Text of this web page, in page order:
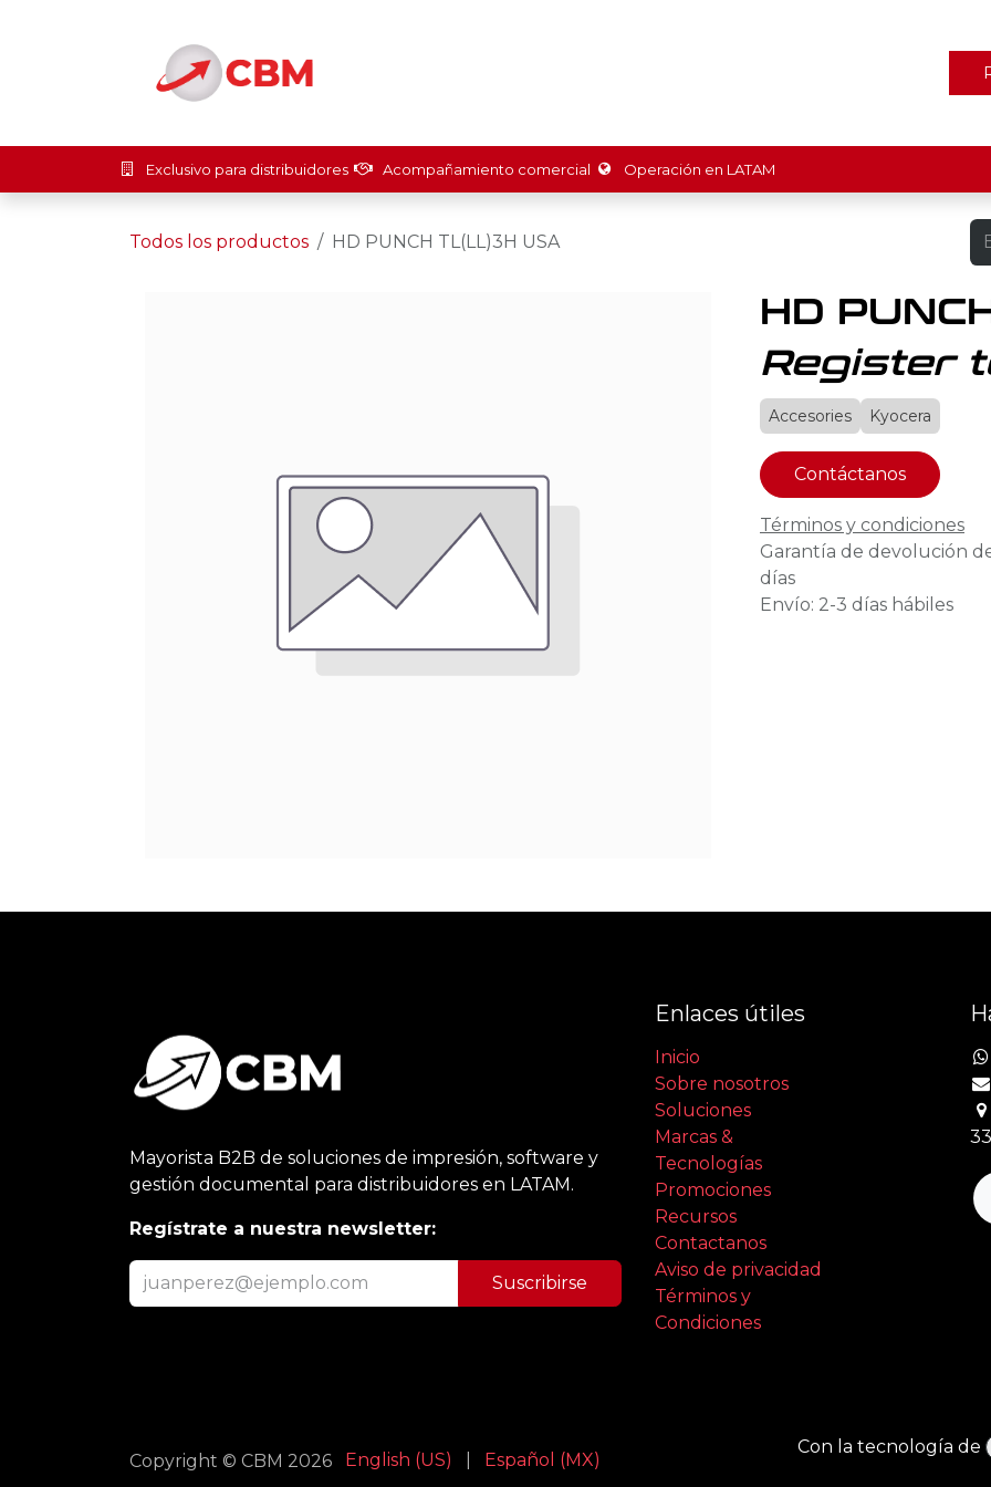
Exclusivo para distribuidores Acompañamiento comercial Operación en LATAM
Todos los productos HD PUNCH TL(LL)3H USA
HD
Register
Accesories Kyocera
Contáctanos
Términos y condiciones
Garantía de devolución
días
Envío: 2-3 días hábiles
Mayorista B2B de soluciones de impresión, software y
gestión documental para distribuidores en LATAM.
Regístrate a nuestra newsletter:
Suscribirse
Enlaces útiles
Inicio
Sobre nosotros
Soluciones
Marcas &
Tecnologías
Promociones
Recursos
Contactanos
Aviso de privacidad
Términos y
Condiciones
Copyright © CBM 2026 English (US) Español (MX)
Con la tecnología de